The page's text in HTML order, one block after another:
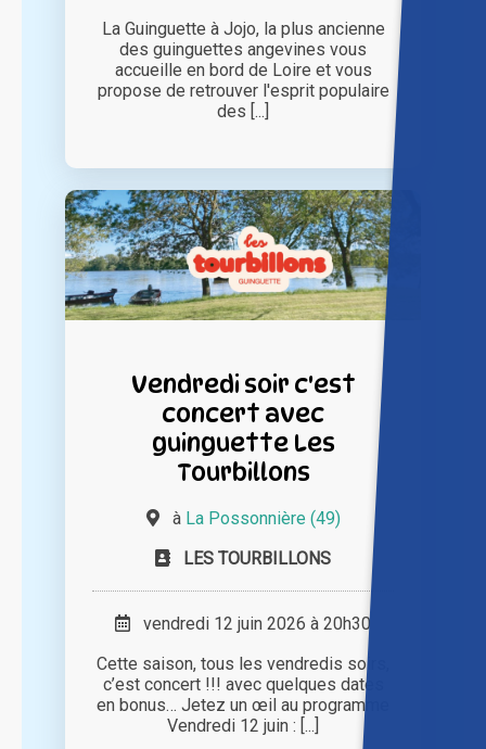
La Guinguette à Jojo, la plus ancienne
des guinguettes angevines vous
accueille en bord de Loire et vous
propose de retrouver l'esprit populaire
des [...]
Vendredi soir c'est
concert avec
guinguette Les
Tourbillons
à La Possonnière (49)
LES TOURBILLONS
vendredi 12 juin 2026 à 20h30
Cette saison, tous les vendredis soirs,
c’est concert !!! avec quelques dates
en bonus… Jetez un œil au programme
Vendredi 12 juin : [...]